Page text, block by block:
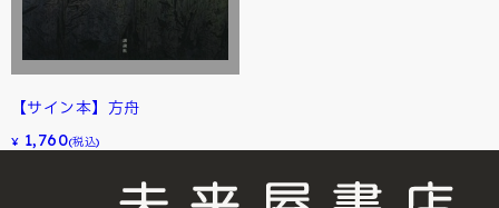
【サイン本】方舟
¥ 1,760(税込)